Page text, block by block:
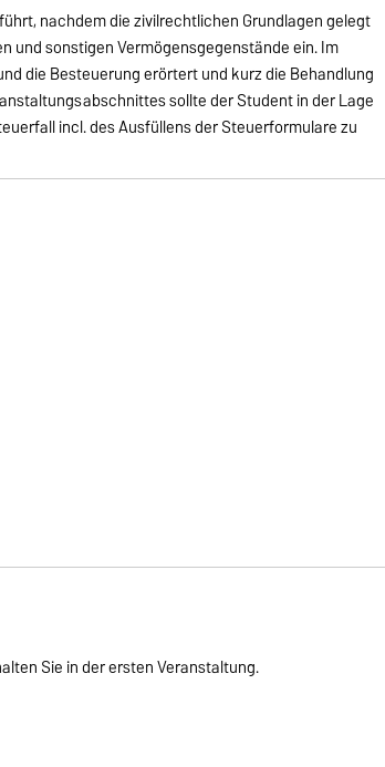
nachdem die zivilrechtlichen Grundlagen gelegt
und sonstigen Vermögensgegenstände ein. Im
die Besteuerung erörtert und kurz die Behandlung
sollte der Student in der Lage
incl. des Ausfüllens der Steuerformulare zu
Sie in der ersten Veranstaltung.